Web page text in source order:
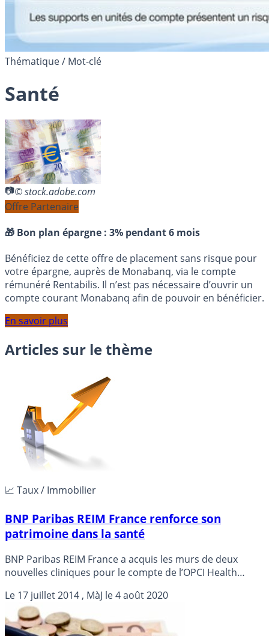
Thématique / Mot-clé
Santé
© stock.adobe.com
Offre Partenaire
🎁 Bon plan épargne : 3% pendant 6 mois
Bénéficiez de cette offre de placement sans risque pour
votre épargne, auprès de Monabanq, via le compte
rémunéré Rentabilis. Il n’est pas nécessaire d’ouvrir un
compte courant Monabanq afin de pouvoir en bénéficier.
En savoir plus
Articles sur le thème
📈 Taux / Immobilier
BNP Paribas REIM France renforce son
patrimoine dans la santé
BNP Paribas REIM France a acquis les murs de deux
nouvelles cliniques pour le compte de l’OPCI Health
le secteur de la santé, selon un communiqué publié
jeudi.
Le 17 juillet 2014 , MàJ le4 août 2020